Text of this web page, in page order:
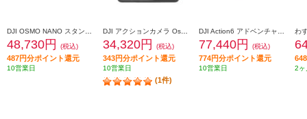
48,730円 (税込)
487円分ポイント還元
10営業日
34,320円 (税込)
343円分ポイント還元
10営業日
(1件)
77,440円 (税込)
774円分ポイント還元
10営業日 2ヶ